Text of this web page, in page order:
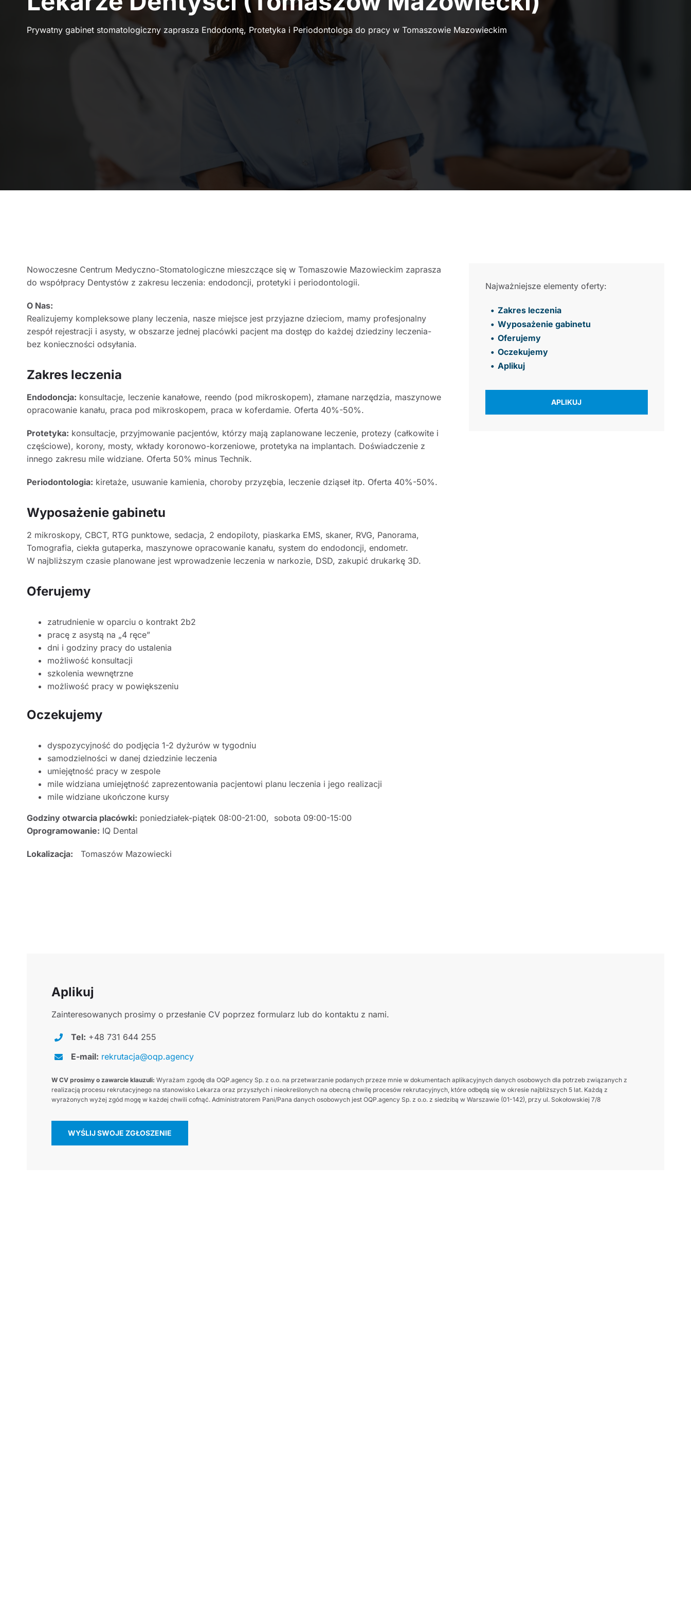
Prywatny gabinet stomatologiczny zaprasza Endodontę, Protetyka i Periodontologa do pracy w Tomaszowie Mazowieckim
Nowoczesne Centrum Medyczno-Stomatologiczne mieszczące się w Tomaszowie Mazowieckim zaprasza
do współpracy Dentystów z zakresu leczenia: endodoncji, protetyki i periodontologii.
O Nas:
Realizujemy kompleksowe plany leczenia, nasze miejsce jest przyjazne dzieciom, mamy profesjonalny
zespół rejestracji i asysty, w obszarze jednej placówki pacjent ma dostęp do każdej dziedziny leczenia-
bez konieczności odsyłania.
Zakres leczenia
Endodoncja: konsultacje, leczenie kanałowe, reendo (pod mikroskopem), złamane narzędzia, maszynowe
opracowanie kanału, praca pod mikroskopem, praca w koferdamie. Oferta 40%-50%.
Protetyka: konsultacje, przyjmowanie pacjentów, którzy mają zaplanowane leczenie, protezy (całkowite i
częściowe), korony, mosty, wkłady koronowo-korzeniowe, protetyka na implantach. Doświadczenie z
innego zakresu mile widziane. Oferta 50% minus Technik.
Periodontologia: kiretaże, usuwanie kamienia, choroby przyzębia, leczenie dziąseł itp. Oferta 40%-50%.
Wyposażenie gabinetu
2 mikroskopy, CBCT, RTG punktowe, sedacja, 2 endopiloty, piaskarka EMS, skaner, RVG, Panorama,
Tomografia, ciekła gutaperka, maszynowe opracowanie kanału, system do endodoncji, endometr.
W najbliższym czasie planowane jest wprowadzenie leczenia w narkozie, DSD, zakupić drukarkę 3D.
Oferujemy
zatrudnienie w oparciu o kontrakt 2b2
pracę z asystą na „4 ręce”
dni i godziny pracy do ustalenia
możliwość konsultacji
szkolenia wewnętrzne
możliwość pracy w powiększeniu
Oczekujemy
dyspozycyjność do podjęcia 1-2 dyżurów w tygodniu
samodzielności w danej dziedzinie leczenia
umiejętność pracy w zespole
mile widziana umiejętność zaprezentowania pacjentowi planu leczenia i jego realizacji
mile widziane ukończone kursy
Godziny otwarcia placówki: poniedziałek-piątek 08:00-21:00, sobota 09:00-15:00
Oprogramowanie: IQ Dental
Lokalizacja: Tomaszów Mazowiecki
Najważniejsze elementy oferty:
Zakres leczenia
Wyposażenie gabinetu
Oferujemy
Oczekujemy
Aplikuj
APLIKUJ
Aplikuj
Zainteresowanych prosimy o przesłanie CV poprzez formularz lub do kontaktu z nami.
Tel: +48 731 644 255
E-mail: rekrutacja@oqp.agency
W CV prosimy o zawarcie klauzuli: Wyrażam zgodę dla OQP.agency Sp. z o.o. na przetwarzanie podanych przeze mnie w dokumentach aplikacyjnych danych osobowych dla potrzeb związanych z
realizacją procesu rekrutacyjnego na stanowisko Lekarza oraz przyszłych i nieokreślonych na obecną chwilę procesów rekrutacyjnych, które odbędą się w okresie najbliższych 5 lat. Każdą z
wyrażonych wyżej zgód mogę w każdej chwili cofnąć. Administratorem Pani/Pana danych osobowych jest OQP.agency Sp. z o.o. z siedzibą w Warszawie (01-142), przy ul. Sokołowskiej 7/8
WYŚLIJ SWOJE ZGŁOSZENIE